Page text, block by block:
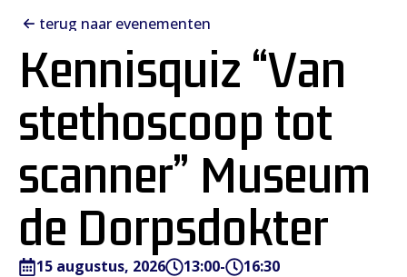
terug naar evenementen
Kennisquiz “Van
stethoscoop tot
scanner” Museum
de Dorpsdokter
15 augustus, 2026 13:00-
16:30